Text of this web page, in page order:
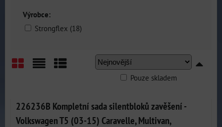
Výrobce:
Strongflex (18)
Pouze skladem
226236B Kompletní sada silentbloků zavěšení -
Volkswagen T5 (03-15) Caravelle, Multivan,